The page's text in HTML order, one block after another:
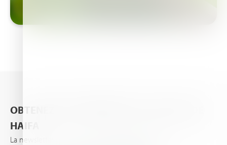
OBTENEZ LES DERNIÈRES ACTUALITÉS DE
HAIFA
La newsletter d’Haifa vous informe des dernières